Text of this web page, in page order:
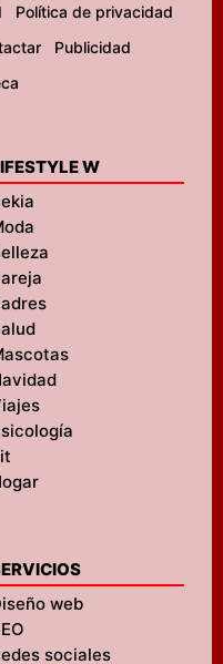
Política de privacidad
Publicidad
W
web
sociales